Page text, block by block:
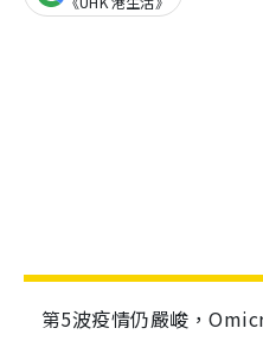
第5波疫情仍嚴峻，